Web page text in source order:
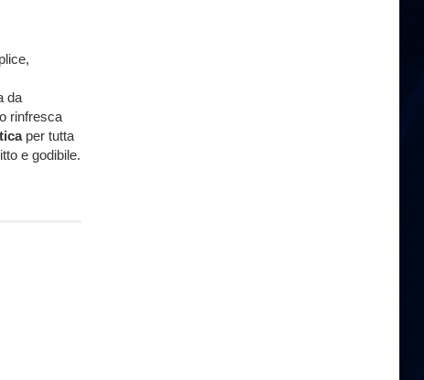
da
rinfresca
per tutta
e godibile.